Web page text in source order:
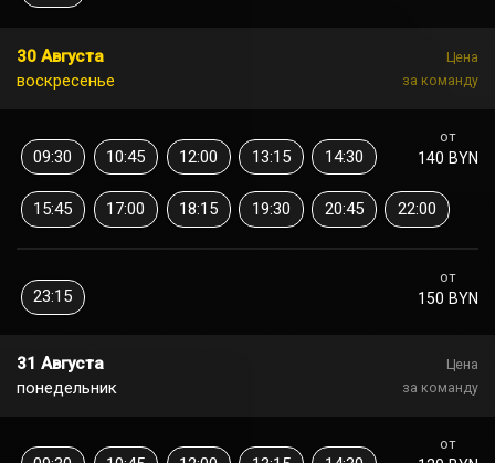
30 Августа
воскресенье
Цена
за команду
от
140 BYN
09:30 10:45 12:00 13:15 14:30
15:45 17:00 18:15 19:30 20:45 22:00
от
150 BYN
23:15
31 Августа
понедельник
Цена
за команду
от